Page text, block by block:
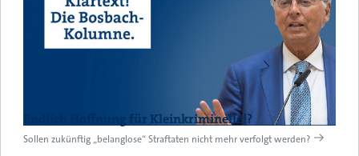
Endlich Hoffnung für Kleinkriminelle!?
Sollen zukünftig „belanglose“ Straftaten nicht mehr verfolgt werden?